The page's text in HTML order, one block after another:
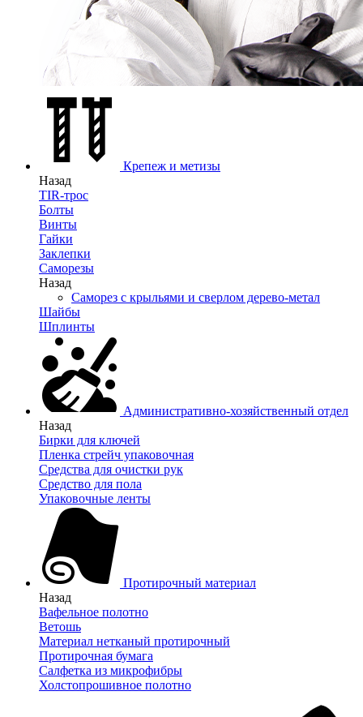
Крепеж и метизы
Назад
TIR-трос
Болты
Винты
Гайки
Заклепки
Саморезы
Назад
Саморез с крыльями и сверлом дерево-метал
Шайбы
Шплинты
Административно-хозяйственный отдел
Назад
Бирки для ключей
Пленка стрейч упаковочная
Средства для очистки рук
Средство для пола
Упаковочные ленты
Протирочный материал
Назад
Вафельное полотно
Ветошь
Материал нетканый протирочный
Протирочная бумага
Салфетка из микрофибры
Холстопрошивное полотно